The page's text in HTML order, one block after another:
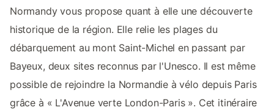
Normandy vous propose quant à elle une découverte
historique de la région. Elle relie les plages du
débarquement au mont Saint-Michel en passant par
Bayeux, deux sites reconnus par l'Unesco. Il est même
possible de rejoindre la Normandie à vélo depuis Paris
grâce à « L'Avenue verte London-Paris ». Cet itinéraire